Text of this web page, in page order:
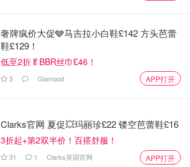
奢牌疯价大促🩶马吉拉小白鞋£142 方头芭蕾
鞋£129！
低至2折🥬BBR丝巾£46！
3 Glamood APP打开
Clarks官网 夏促💥玛丽珍£22 镂空芭蕾鞋£16
3折起+第2双半价！百搭舒服！
31 1 Clarks英国官网 APP打开